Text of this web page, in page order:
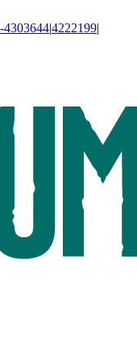
4303644|4222199|